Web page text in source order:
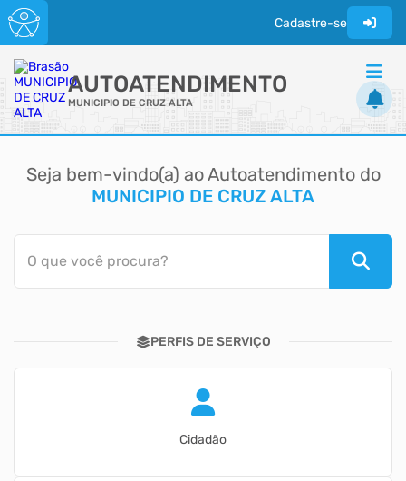
Cadastre-se
AUTOATENDIMENTO
MUNICIPIO DE CRUZ ALTA
Acessibilidade
Diário Oficial
Transparência
Seja bem-vindo(a) ao Autoatendimento do
MUNICIPIO DE CRUZ ALTA
O que você procura?
PERFIS DE SERVIÇO
Cidadão